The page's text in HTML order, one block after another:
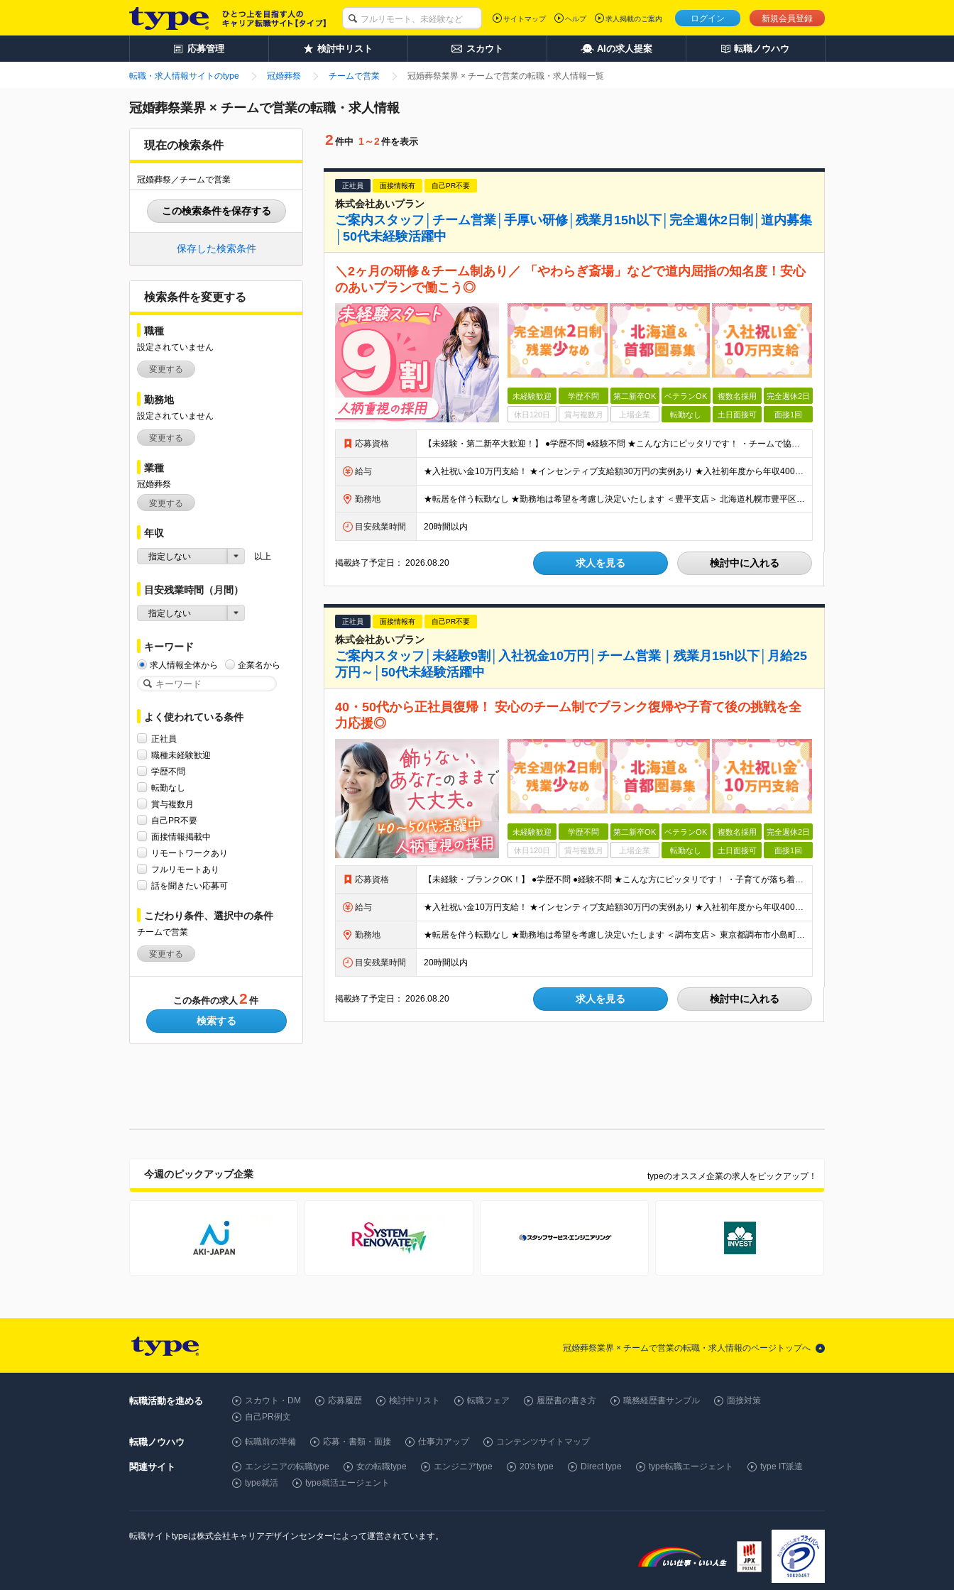
ログイン 新規会員登録
サイトマップ ヘルプ 求人掲載のご案内
応募管理 検討中リスト スカウト AIの求人提案 転職ノウハウ
転職・求人情報サイトのtype 冠婚葬祭 チームで営業 冠婚葬祭業界 × チームで営業の転職・求人情報一覧
冠婚葬祭業界 × チームで営業の転職・求人情報
現在の検索条件
冠婚葬祭／チームで営業
この検索条件を保存する
保存した検索条件
検索条件を変更する
職種
設定されていません
変更する
勤務地
設定されていません
変更する
業種
冠婚葬祭
変更する
年収
指定しない 以上
目安残業時間（月間）
指定しない
キーワード
求人情報全体から 企業名から
よく使われている条件
正社員
職種未経験歓迎
学歴不問
転勤なし
賞与複数月
自己PR不要
面接情報掲載中
リモートワークあり
フルリモートあり
話を聞きたい応募可
こだわり条件、選択中の条件
チームで営業
変更する
この条件の求人 2 件
検索する
2 件中 1～2件を表示
正社員 面接情報有 自己PR不要
株式会社あいプラン
ご案内スタッフ│チーム営業│手厚い研修│残業月15h以下│完全週休2日制│道内募集
│50代未経験活躍中
＼2ヶ月の研修＆チーム制あり／ 「やわらぎ斎場」などで道内屈指の知名度！安心
のあいプランで働こう◎
未経験歓迎 学歴不問 第二新卒OK ベテランOK 複数名採用 完全週休2日
休日120日 賞与複数月 上場企業 転勤なし 土日面接可 面接1回
応募資格 【未経験・第二新卒大歓迎！】 ●学歴不問 ●経験不問 ★こんな方にピッタリです！ ・チームで協力して働くのが好きな方 ・1人で抱え込まず、周りと助け合いたい方 ・聞き上手と言われる方（話すのが苦手で
給与 ★入社祝い金10万円支給！ ★インセンティブ支給額30万円の実例あり ★入社初年度から年収400万円も可能 月給23万8,100円＋成績手当（インセンティブ） ※固定残業代（42時間分・5万6,7
勤務地 ★転居を伴う転勤なし ★勤務地は希望を考慮し決定いたします ＜豊平支店＞ 北海道札幌市豊平区月寒東1条7丁目5番15号 クロップビル1F ＜西支店＞ 北海道札幌市西区発寒6条9丁目15-1 エフビル
目安残業時間 20時間以内
掲載終了予定日：2026.08.20 求人を見る 検討中に入れる
正社員 面接情報有 自己PR不要
株式会社あいプラン
ご案内スタッフ│未経験9割│入社祝金10万円│チーム営業｜残業月15h以下│月給25
万円～│50代未経験活躍中
40・50代から正社員復帰！ 安心のチーム制でブランク復帰や子育て後の挑戦を全
力応援◎
未経験歓迎 学歴不問 第二新卒OK ベテランOK 複数名採用 完全週休2日
休日120日 賞与複数月 上場企業 転勤なし 土日面接可 面接1回
応募資格 【未経験・ブランクOK！】 ●学歴不問 ●経験不問 ★こんな方にピッタリです！ ・子育てが落ち着き現場復帰を考えている方 ・チームで協力して働くのが好きな方 ・1人で抱え込まず、周りと助け合いたい方
給与 ★入社祝い金10万円支給！ ★インセンティブ支給額30万円の実例あり ★入社初年度から年収400万円も可能 月給25万3,100円＋成績手当（インセンティブ） ※固定残業代（30時間分・4万6,2
勤務地 ★転居を伴う転勤なし ★勤務地は希望を考慮し決定いたします ＜調布支店＞ 東京都調布市小島町2-45-21 千早ビル2F 202号室 ＜高井戸支店＞ 東京都杉並区宮前1-19-19 あいプラン日本
目安残業時間 20時間以内
掲載終了予定日：2026.08.20 求人を見る 検討中に入れる
今週のピックアップ企業 typeのオススメ企業の求人をピックアップ！
冠婚葬祭業界 × チームで営業の転職・求人情報のページトップへ
転職活動を進める スカウト・DM 応募履歴 検討中リスト 転職フェア 履歴書の書き方 職務経歴書サンプル
面接対策
自己PR例文
転職ノウハウ 転職前の準備 応募・書類・面接 仕事力アップ コンテンツサイトマップ
関連サイト エンジニアの転職type 女の転職type エンジニアtype 20's type Direct type type転職エージェント
type IT派遣
type就活
type就活エージェント
転職サイトtypeは株式会社キャリアデザインセンターによって運営されています。